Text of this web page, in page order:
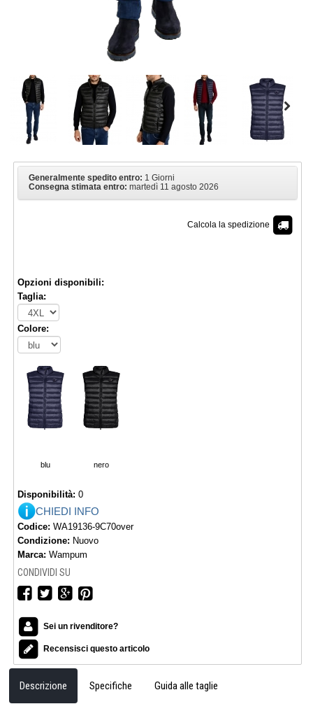
Generalmente spedito entro: 1 Giorni
Consegna stimata entro: martedì 11 agosto 2026
Calcola la spedizione
Opzioni disponibili:
Taglia:
Colore:
blu nero
Disponibilità: 0
CHIEDI INFO
Codice: WA19136-9C70over
Condizione: Nuovo
Marca: Wampum
CONDIVIDI SU
Sei un rivenditore?
Recensisci questo articolo
Descrizione Specifiche Guida alle taglie